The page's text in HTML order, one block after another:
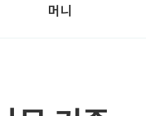
머니